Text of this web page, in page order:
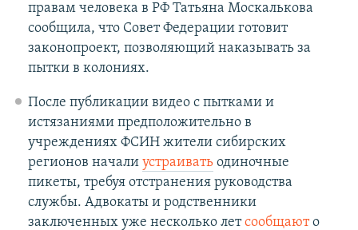
правам человека в РФ Татьяна Москалькова
сообщила, что Совет Федерации готовит
законопроект, позволяющий наказывать за
пытки в колониях.
После публикации видео с пытками и
истязаниями предположительно в
учреждениях ФСИН жители сибирских
регионов начали устраиватьодиночные
пикеты, требуя отстранения руководства
службы. Адвокаты и родственники
заключенных уже несколько летсообщаюто